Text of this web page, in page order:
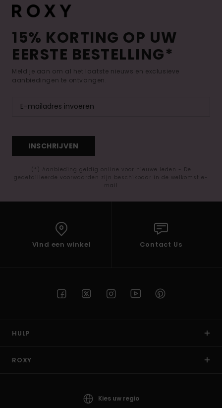
15% KORTING OP UW
EERSTE BESTELLING*
Meld je aan om al het laatste nieuws en exclusieve
aanbiedingen te ontvangen.
INSCHRIJVEN
(*) Aanbieding geldig online voor nieuwe leden - De
gedetailleerde voorwaarden zijn beschikbaar in de welkomst e-
mail
Vind een winkel Contact Us
HULP
ROXY
Kies uw regio